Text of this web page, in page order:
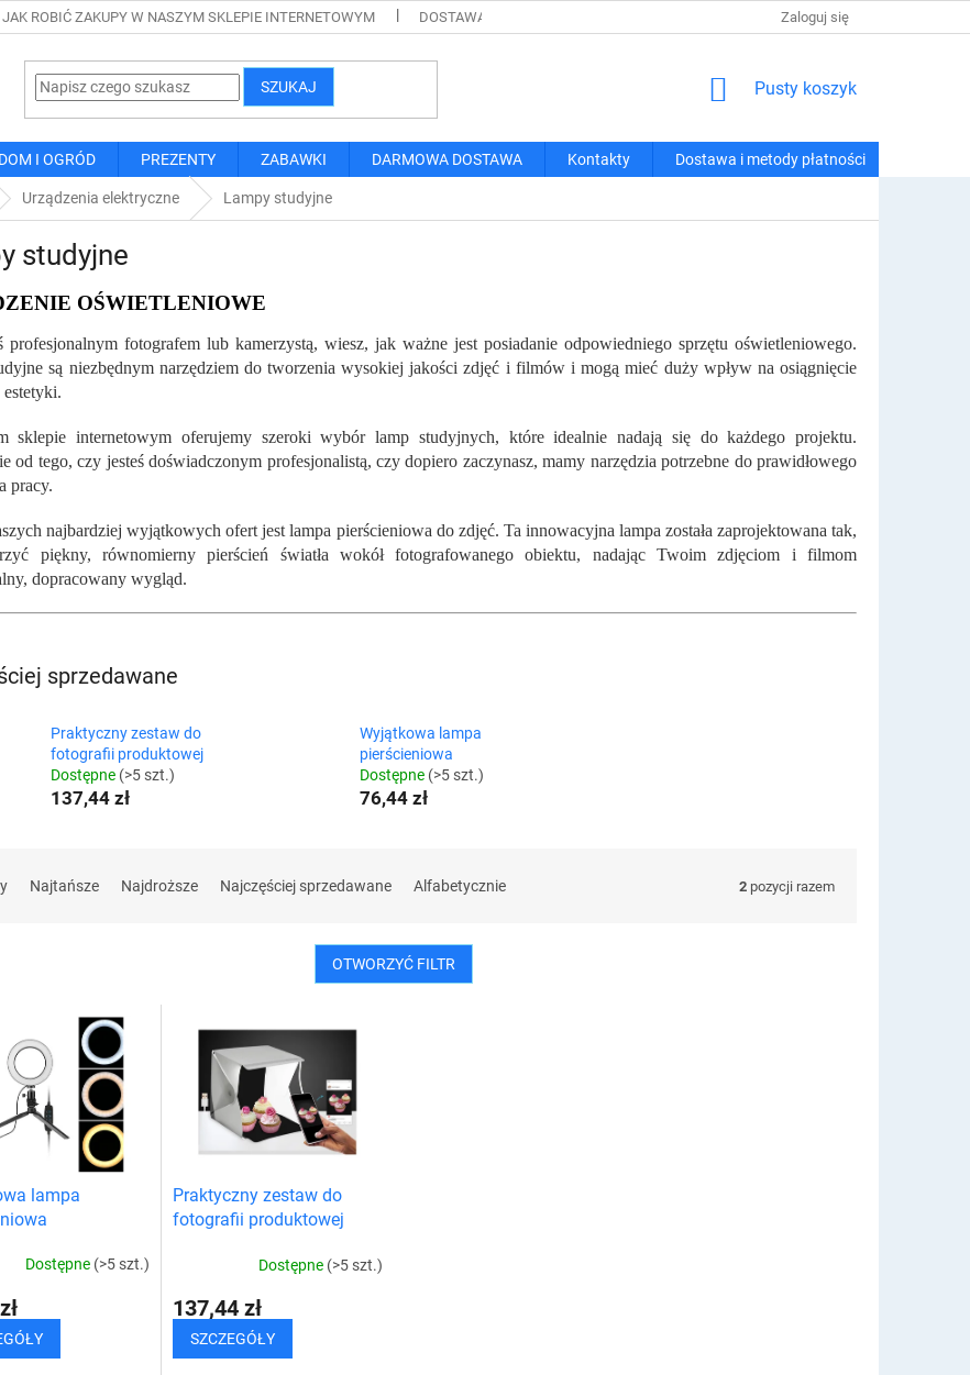
JAK ROBIĆ ZAKUPY W NASZYM SKLEPIE INTERNETOWYM DOSTAWA I METODY PŁATNOŚCI REGULAMIN ZAKUPÓW
Zaloguj się
SZUKAJ KOSZYK
Pusty koszyk
DOM I OGRÓD PREZENTY ZABAWKI DARMOWA DOSTAWA Kontakty Dostawa i metody płatności
Urządzenia elektryczne Lampy studyjne
studyjne
OŚWIETLENIOWE
profesjonalnym fotografem lub kamerzystą, wiesz, jak ważne jest posiadanie odpowiedniego sprzętu oświetleniowego.
są niezbędnym narzędziem do tworzenia wysokiej jakości zdjęć i filmów i mogą mieć duży wpływ na osiągnięcie
estetyki.
sklepie internetowym oferujemy szeroki wybór lamp studyjnych, które idealnie nadają się do każdego projektu.
od tego, czy jesteś doświadczonym profesjonalistą, czy dopiero zaczynasz, mamy narzędzia potrzebne do prawidłowego
pracy.
najbardziej wyjątkowych ofert jest lampa pierścieniowa do zdjęć. Ta innowacyjna lampa została zaprojektowana tak,
piękny, równomierny pierścień światła wokół fotografowanego obiektu, nadając Twoim zdjęciom i filmom
dopracowany wygląd.
sprzedawane
Praktyczny zestaw do
fotografii produktowej
Dostępne (>5 szt.)
137,44 zł
Wyjątkowa lampa
pierścieniowa
Dostępne (>5 szt.)
76,44 zł
Najtańsze Najdroższe Najczęściej sprzedawane Alfabetycznie 2 pozycji razem
OTWORZYĆ FILTR
lampa
Dostępne (>5 szt.)
Praktyczny zestaw do
fotografii produktowej
Dostępne (>5 szt.)
137,44 zł
SZCZEGÓŁY